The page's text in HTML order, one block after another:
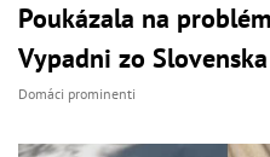
Poukázala na
Vypadni zo Slovenska
Domáci prominenti